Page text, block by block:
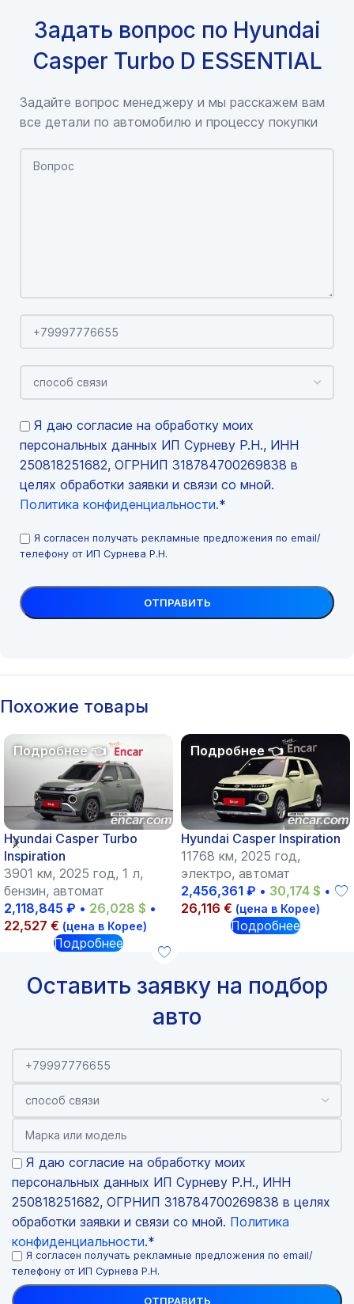
Задать вопрос по Hyundai
Casper Turbo D ESSENTIAL
Задайте вопрос менеджеру и мы расскажем вам
все детали по автомобилю и процессу покупки
Я даю согласие на обработку моих
персональных данных ИП Сурневу Р.Н., ИНН
250818251682, ОГРНИП 318784700269838 в
целях обработки заявки и связи со мной.
Политика конфиденциальности.*
Я согласен получать рекламные предложения по email/
телефону от ИП Сурнева Р.Н.
Похожие товары
Hyundai Casper Turbo
Inspiration
3901 км, 2025 год, 1 л,
бензин, автомат
2,118,845 ₽ • 26,028 $ •
22,527 € (цена в Корее)
Подробнее
Hyundai Casper Inspiration
11768 км, 2025 год,
электро, автомат
2,456,361 ₽ • 30,174 $ •
26,116 € (цена в Корее)
Подробнее
Оставить заявку на подбор
авто
Я даю согласие на обработку моих
персональных данных ИП Сурневу Р.Н., ИНН
250818251682, ОГРНИП 318784700269838 в целях
обработки заявки и связи со мной. Политика
конфиденциальности.*
Я согласен получать рекламные предложения по email/
телефону от ИП Сурнева Р.Н.